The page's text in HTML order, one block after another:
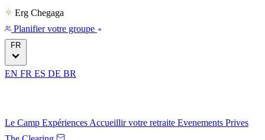
Erg Chegaga
Planifier votre groupe
FR
EN FR ES DE BR
Le Camp Expériences Accueillir votre retraite Evenements Prives